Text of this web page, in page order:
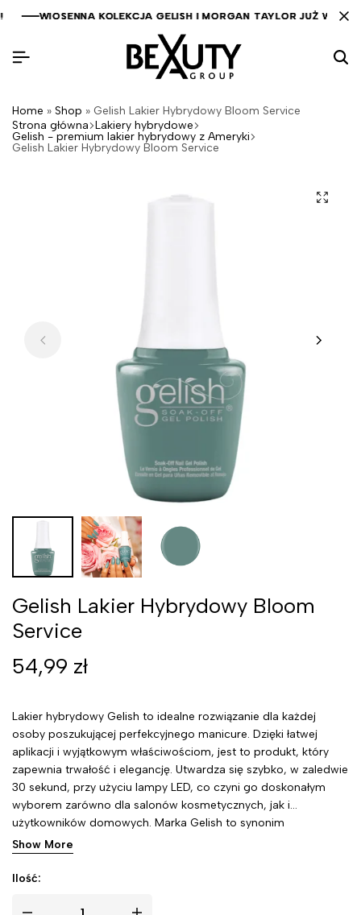
WIOSENNA KOLEKCJA GELISH I MORGAN TAYLOR JUŻ
WIOSENNA KOLEKCJA GELISH I MORGAN TAYLOR JUŻ
WIOSENNA KOLEKCJA GELISH I MORGAN TAYLOR JUŻ
Home » Shop » Gelish Lakier Hybrydowy Bloom Service
Strona główna Lakiery hybrydowe
Gelish - premium lakier hybrydowy z Ameryki
Gelish Lakier Hybrydowy Bloom Service
Gelish Lakier Hybrydowy Bloom
Service
54,99 zł
Lakier hybrydowy Gelish to idealne rozwiązanie dla każdej
osoby poszukującej perfekcyjnego manicure. Dzięki łatwej
aplikacji i wyjątkowym właściwościom, jest to produkt, który
zapewnia trwałość i elegancję. Utwardza się szybko, w zaledwie
30 sekund, przy użyciu lampy LED, co czyni go doskonałym
wyborem zarówno dla salonów kosmetycznych, jak i
użytkowników domowych. Marka Gelish to synonim
niezawodności, innowacyjności i nowoczesnego podejścia do
stylizacji paznokci.
Show More
Ilość: